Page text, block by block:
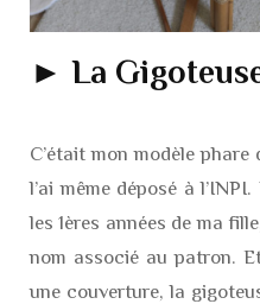
► La
C’était mon modèle
l’ai même déposé à l’INPI.
les 1ères années de ma
nom associé au patron.
une couverture, la